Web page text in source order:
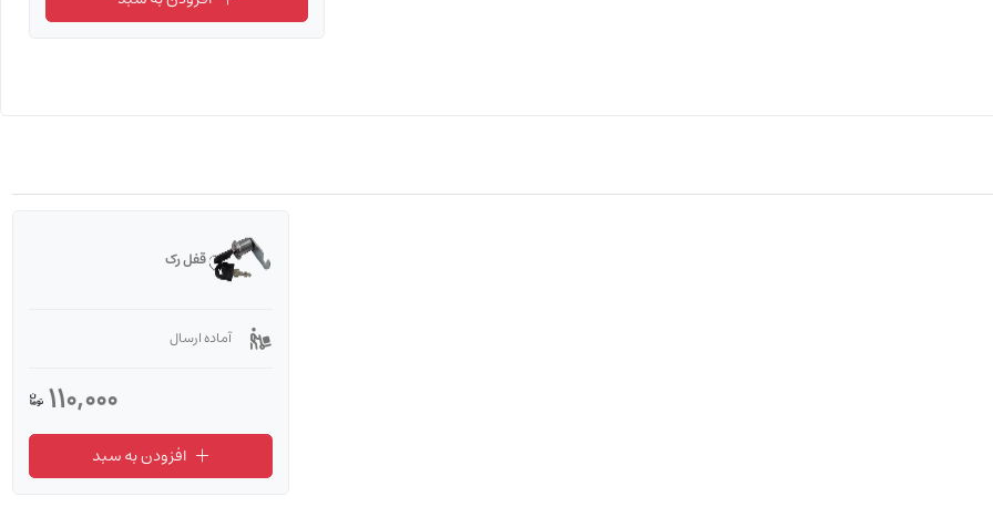
قفل رک
آماده ارسال
110,000
افزودن به سبد